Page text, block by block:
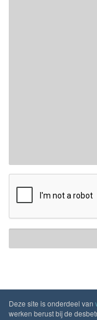
Deze site is onderdeel van
werken berust bij de